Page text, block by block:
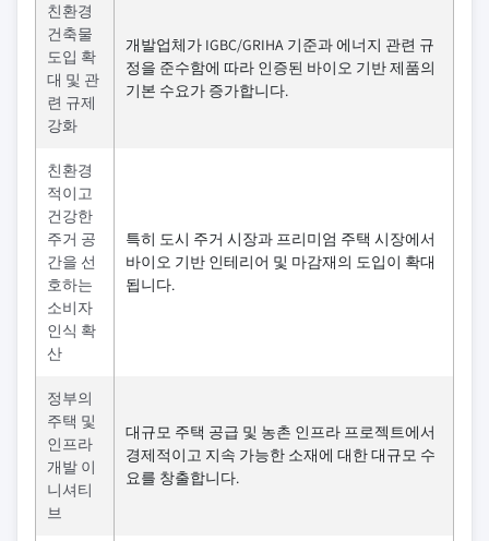
친환경
건축물
도입 확
대 및 관
련 규제
강화
개발업체가 IGBC/GRIHA 기준과 에너지 관련 규
정을 준수함에 따라 인증된 바이오 기반 제품의
기본 수요가 증가합니다.
친환경
적이고
건강한
주거 공
간을 선
호하는
소비자
인식 확
산
특히 도시 주거 시장과 프리미엄 주택 시장에서
바이오 기반 인테리어 및 마감재의 도입이 확대
됩니다.
정부의
주택 및
인프라
개발 이
니셔티
브
대규모 주택 공급 및 농촌 인프라 프로젝트에서
경제적이고 지속 가능한 소재에 대한 대규모 수
요를 창출합니다.